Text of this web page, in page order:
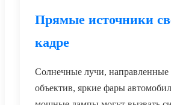
Прямые источники
кадре
Солнечные лучи, направленные
объектив, яркие фары